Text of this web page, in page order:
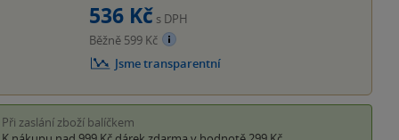
536 Kč s DPH
Běžně 599 Kč
Jsme transparentní
Při zaslání zboží balíčkem